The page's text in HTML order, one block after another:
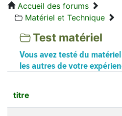
Accueil des forums
Matériel et Technique
Test matériel
Vous avez testé du
les autres de votre
titre